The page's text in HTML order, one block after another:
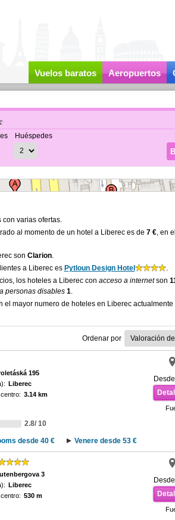
Vuelos baratos Aeropuertos
Huéspedes
con varias ofertas.
al momento de un hotel a Liberec es de7 €, en el
son Clarion.
a Liberec es Pytloun Design Hotel
.
los hoteles a Liberec con acceso a internetson
personas disables 1.
el mayor numero de hoteles en Liberec actualmente
Ordenar por
Desde
195
Liberec
3.14 km
2.8/ 10
desde 40 € Venere desde 53 €
Desde
3
Liberec
530 m